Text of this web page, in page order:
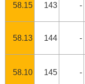
58.15 143 -
58.13 144 -
58.10 145 -